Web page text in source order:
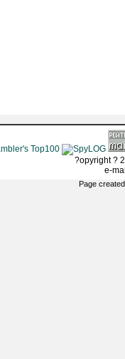
?opyright ?
e-
Page